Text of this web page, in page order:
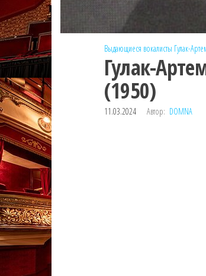
Выдающиеся вокалисты Гулак-
Гулак-
(1950)
11.03.2024 Автор: DOMNA